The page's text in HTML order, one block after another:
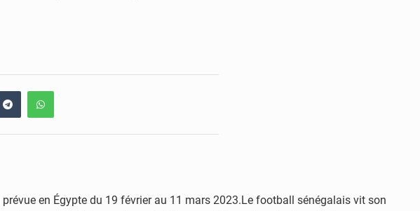
en Égypte du 19 février au 11 mars 2023.Le football sénégalais vit son